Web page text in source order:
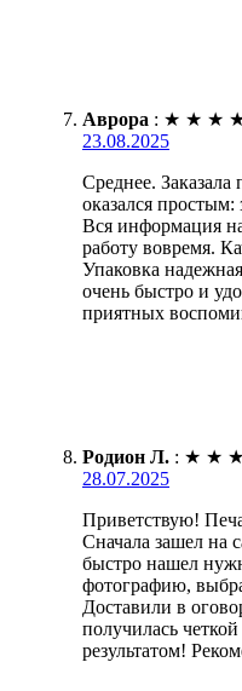
Аврора : ★ ★ ★
23.08.2025
Среднее. Заказала
оказался простым:
Вся информация
работу вовремя.
Упаковка
очень быстро и
приятных
Родион Л. : ★ ★ ★
28.07.2025
Приветствую!
Сначала зашел на
быстро нашел
фотографию,
Доставили в
получилась
результатом!